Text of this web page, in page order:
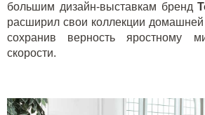
большим дизайн-выставкам бренд
расширил свои коллекции
сохранив верность яростному
скорости.